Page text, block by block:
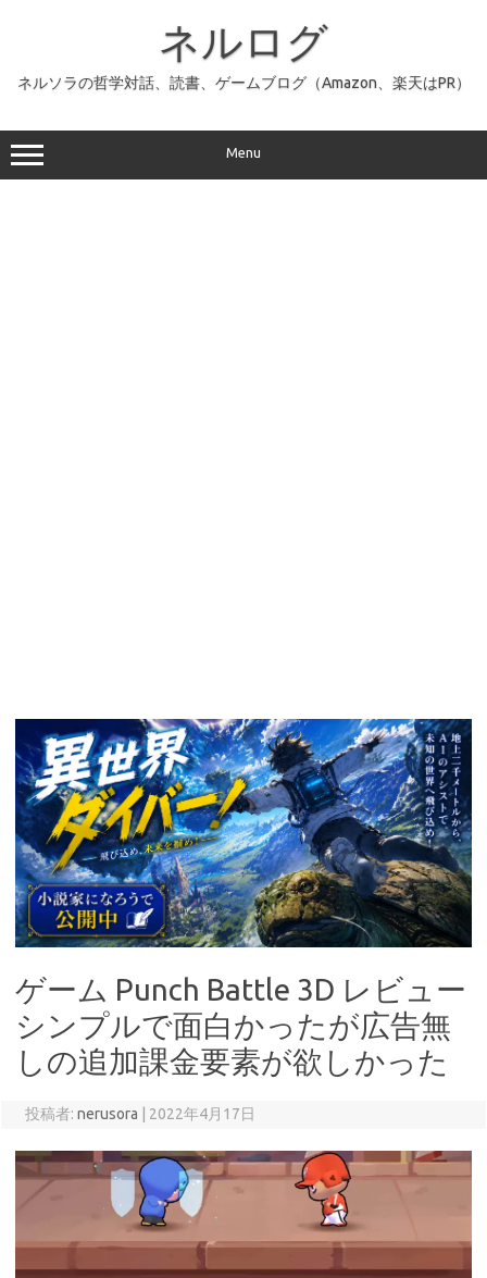
ッ
プ
ネルログ
ネルソラの哲学対話、読書、ゲームブログ（Amazon、楽天はPR）
Menu
ゲーム Punch Battle 3D レビュー
シンプルで面白かったが広告無
しの追加課金要素が欲しかった
投稿者: nerusora 2022年4月17日